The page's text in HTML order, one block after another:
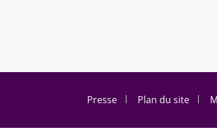
Footer menu
Presse Plan du site